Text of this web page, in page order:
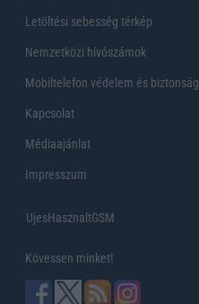
Letöltési sebesség térkép
Nemzetközi hívószámok
Mobiltelefon védelem és biztonság
Kapcsolat
Médiaajánlat
Impresszum
UjesHasznaltGSM
Kövessen minket!